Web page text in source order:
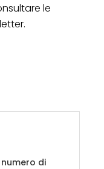
le
numero di